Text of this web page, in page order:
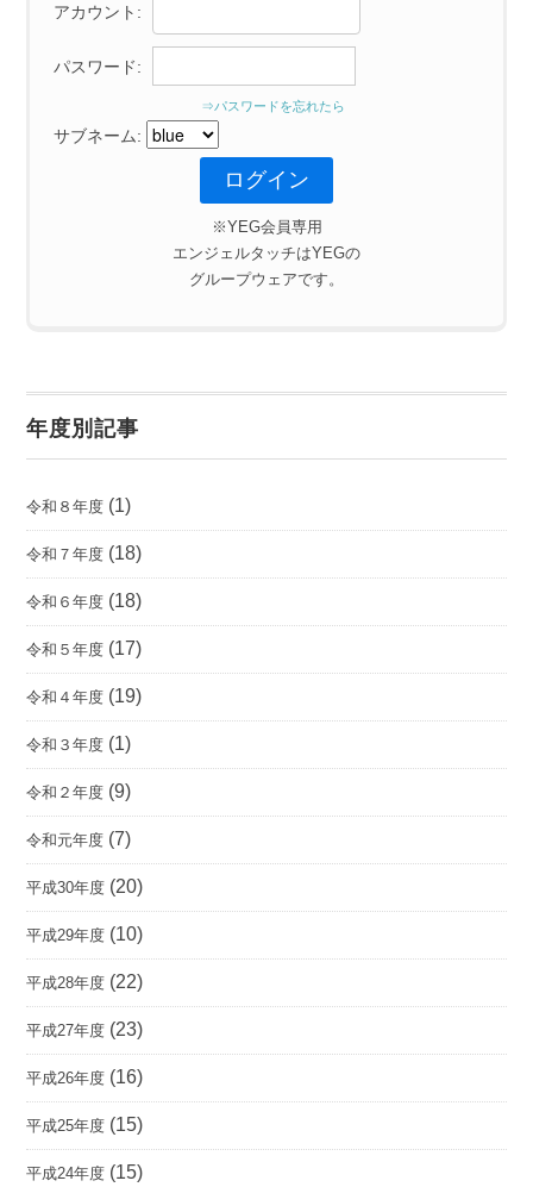
アカウント:
パスワード:
⇒パスワードを忘れたら
サブネーム:
※YEG会員専用
エンジェルタッチはYEGの
グループウェアです。
年度別記事
令和８年度 (1)
令和７年度 (18)
令和６年度 (18)
令和５年度 (17)
令和４年度 (19)
令和３年度 (1)
令和２年度 (9)
令和元年度 (7)
平成30年度 (20)
平成29年度 (10)
平成28年度 (22)
平成27年度 (23)
平成26年度 (16)
平成25年度 (15)
平成24年度 (15)